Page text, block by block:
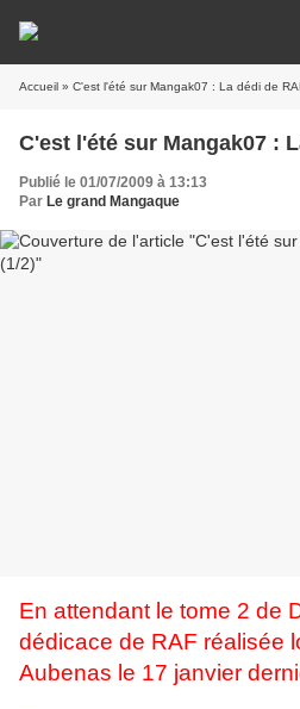
Accueil » C'est l'été sur Mangak07 : La dédi de
C'est l'été sur Mangak07 :
Publié le 01/07/2009 à 13:13
Par Le grand Mangaque
En attendant le tome 2 de
dédicace de RAF réalisée
Aubenas le 17 janvier